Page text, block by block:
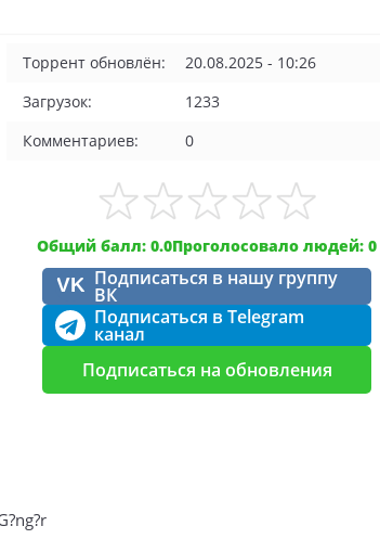
Торрент обновлён:
20.08.2025 - 10:26
Загрузок:
1233
Комментариев:
0
Общий балл: 0.0Проголосовало людей: 0
VK Подписаться в нашу группу
ВК
Подписаться в Telegram
канал
Подписаться на обновления